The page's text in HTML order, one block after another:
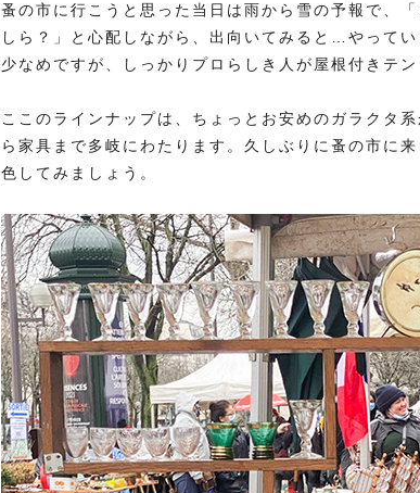
蚤の市に行こうと思った当日は雨から雪の予報で、
しら？」と心配しながら、出向いてみると…やって
少なめですが、しっかりプロらしき人が屋根付きテ
ここのラインナップは、ちょっとお安めのガラクタ
ら家具まで多岐にわたります。久しぶりに蚤の市に
色してみましょう。